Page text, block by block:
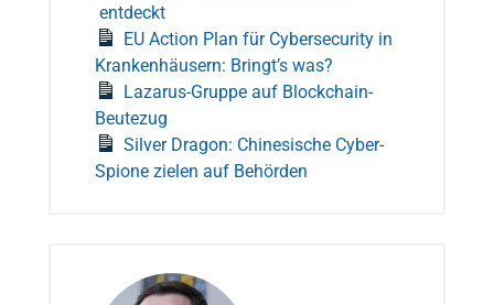
entdeckt
EU Action Plan für Cybersecurity in
Krankenhäusern: Bringt’s was?
Lazarus-Gruppe auf Blockchain-
Beutezug
Silver Dragon: Chinesische Cyber-
Spione zielen auf Behörden